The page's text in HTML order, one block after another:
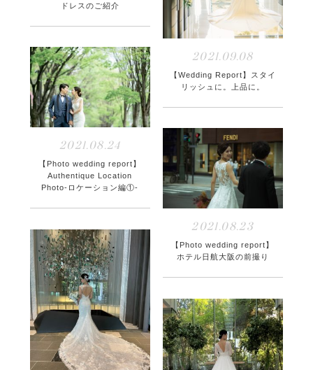
ドレスのご紹介
2021.09.08
【Wedding Report】スタイ
リッシュに。上品に。
2021.08.24
【Photo wedding report】
Authentique Location
Photo-ロケーション編①-
2021.08.23
【Photo wedding report】
ホテル日航大阪の前撮り